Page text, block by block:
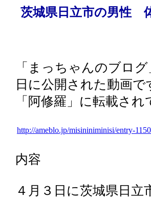
茨城県日立市の男性
「まっちゃんのブロ
日に公開された動画で
「阿修羅」に転載さ
http://ameblo.jp/misininiminisi/entry-
内容
４月３日に茨城県日